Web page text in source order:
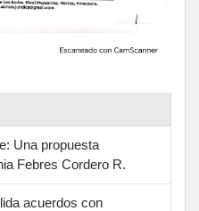
Una propuesta
Febres Cordero R.
acuerdos con